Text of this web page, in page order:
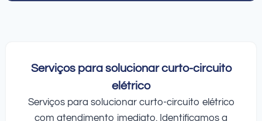
Serviços para solucionar curto-circuito
elétrico
Serviços para solucionar curto-circuito elétrico
com atendimento imediato. Identificamos a